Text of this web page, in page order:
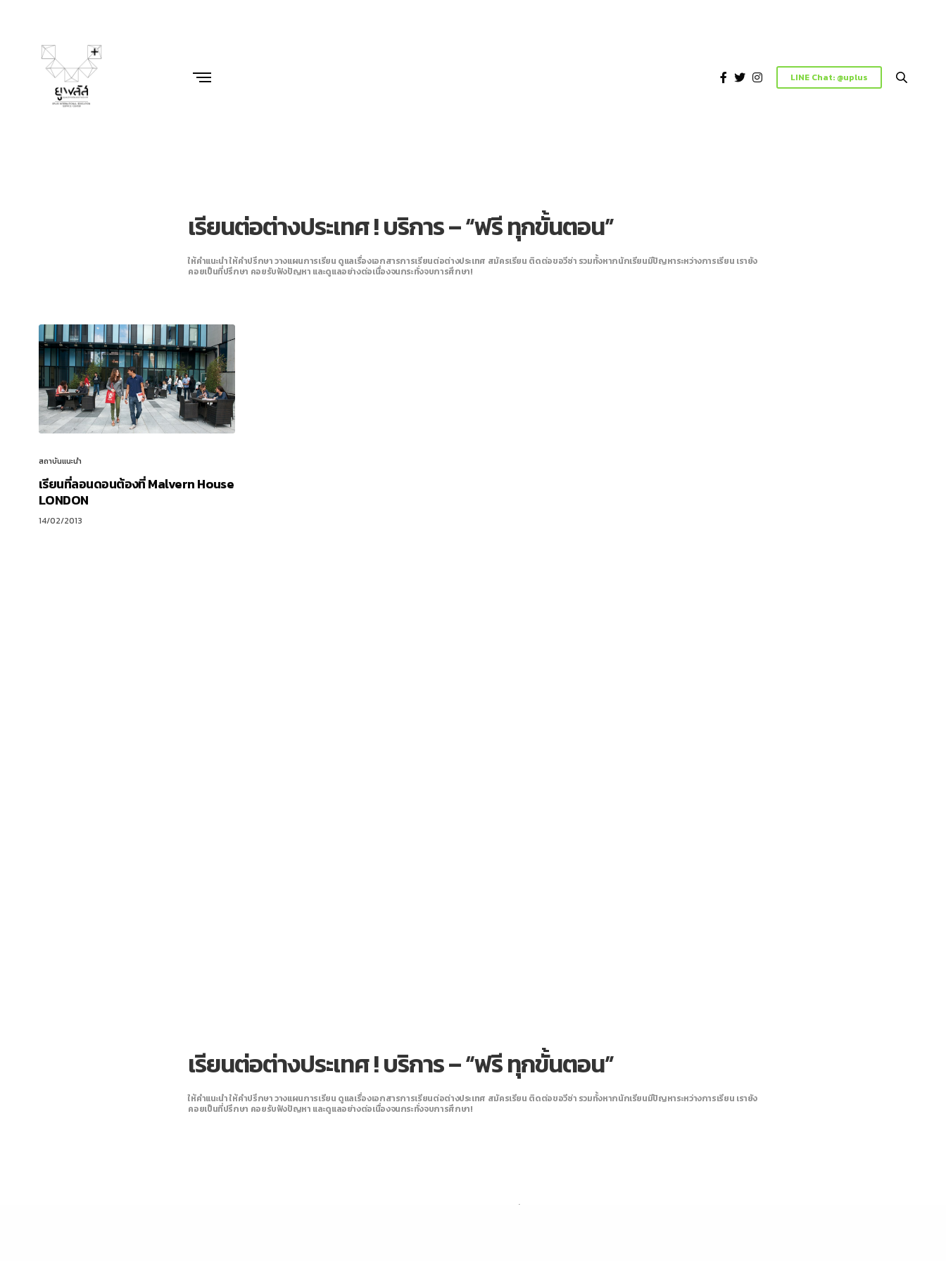
LINE Chat: @uplus
เรียนต่อต่างประเทศ ! บริการ – “ฟรีทุกขั้นตอน”
ให้คำแนะนำ ให้คำปรึกษา วางแผนการเรียน ดูแลเรื่องเอกสารการเรียนต่อต่างประเทศ สมัครเรียน ติดต่อขอวีซ่า รวมทั้งหากนักเรียนมีปัญหาระหว่างการเรียน เรายัง
คอยเป็นที่ปรึกษา คอยรับฟังปัญหา และดูแลอย่างต่อเนื่องจนกระทั่งจบการศึกษา!
สถาบันแนะนำ
เรียนที่ลอนดอนต้องที่ Malvern House
LONDON
14/02/2013
เรียนต่อต่างประเทศ ! บริการ – “ฟรีทุกขั้นตอน”
ให้คำแนะนำ ให้คำปรึกษา วางแผนการเรียน ดูแลเรื่องเอกสารการเรียนต่อต่างประเทศ สมัครเรียน ติดต่อขอวีซ่า รวมทั้งหากนักเรียนมีปัญหาระหว่างการเรียน เรายัง
คอยเป็นที่ปรึกษา คอยรับฟังปัญหา และดูแลอย่างต่อเนื่องจนกระทั่งจบการศึกษา!